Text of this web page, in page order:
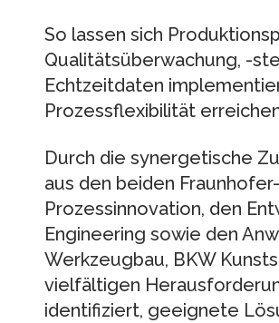
So lassen sich
Qualitätsüberwachung, -
Echtzeitdaten
Prozessflexibilität
Durch die synergetische
aus den beiden
Prozessinnovation, den
Engineering sowie den
Werkzeugbau, BKW
vielfältigen
identifiziert, geeignete